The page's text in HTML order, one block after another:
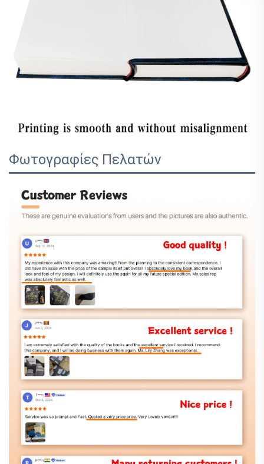
Φωτογραφίες Πελατών